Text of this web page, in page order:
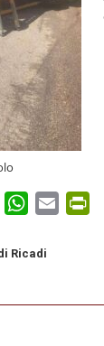
TelegramWhatsApp
Email
Ricadi